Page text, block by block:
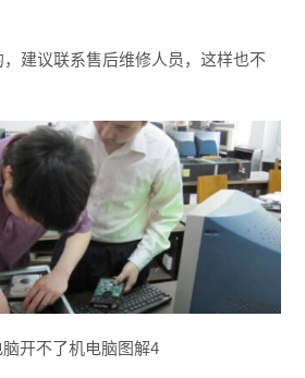
，建议联系售后维修人员，这样也不
脑开不了机电脑图解4